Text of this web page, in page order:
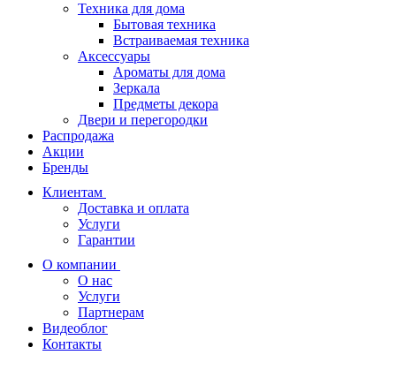
Техника для дома
Бытовая техника
Встраиваемая техника
Аксессуары
Ароматы для дома
Зеркала
Предметы декора
Двери и перегородки
Распродажа
Акции
Бренды
Клиентам
Доставка и оплата
Услуги
Гарантии
О компании
О нас
Услуги
Партнерам
Видеоблог
Контакты